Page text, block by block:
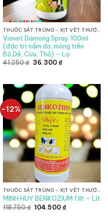
THUỐC SÁT TRÙNG - XỊT VẾT THƯƠNG
Viavet Damong Spray 100ml
(đặc trị nấm da, móng trên
Bò,Dê, Cừu, Thỏ) – Lọ
41.250₫ Giá
36.300₫Giá
36.300 ₫.
-12%
THUỐC SÁT TRÙNG - XỊT VẾT THƯƠNG
MINH HUY BENKOZIUM 1 lít – Lít
118.750₫ Giá
104.500₫Giá